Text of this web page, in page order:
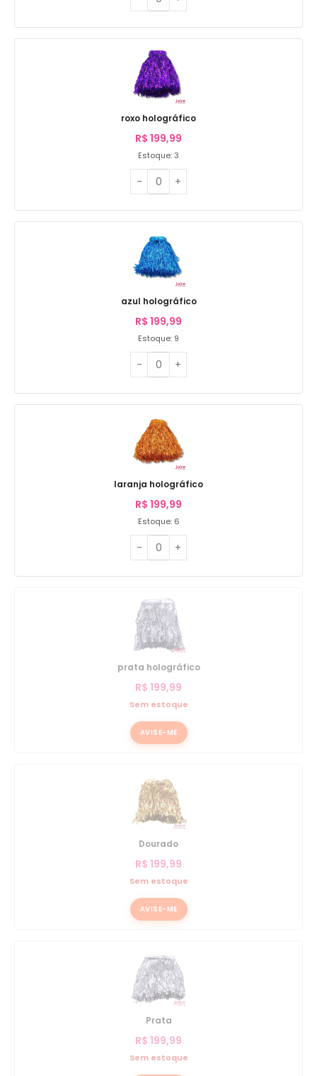
roxo holográfico
R$ 199,99
Estoque: 3
azul holográfico
R$ 199,99
Estoque: 9
laranja holográfico
R$ 199,99
Estoque: 6
prata holográfico
R$ 199,99
Sem estoque
AVISE-ME
Dourado
R$ 199,99
Sem estoque
AVISE-ME
Prata
R$ 199,99
Sem estoque